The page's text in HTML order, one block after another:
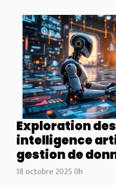
Exploration
intelligence
gestion de
18 octobre 2025 0h